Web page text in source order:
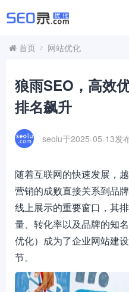
首页 网站优化
狼雨SEO，高效
排名飙升
seolu于2025-05-13发
随着互联网的快速发展，
营销的成败直接关系到品
线上展示的重要窗口，其
量、转化率以及品牌的知
优化）成为了企业网站建
节。